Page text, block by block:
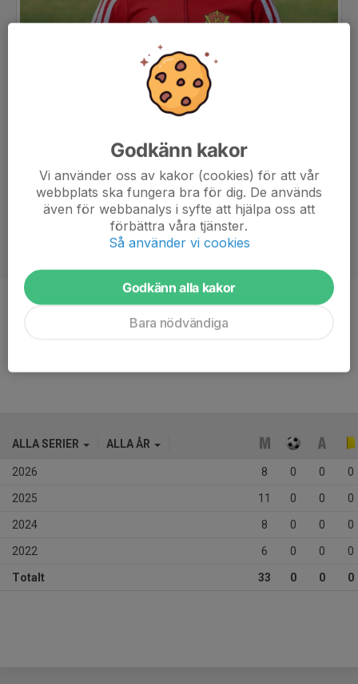
ALLA SERIER ALLA ÅR
2026 8 0 0 0
2025 11 0 0 0
2024 8 0 0 0
2022 6 0 0 0
Totalt 33 0 0 0
Godkänn kakor
Vi använder oss av kakor (cookies) för att vår
webbplats ska fungera bra för dig. De används
även för webbanalys i syfte att hjälpa oss att
förbättra våra tjänster.
Så använder vi cookies
Godkänn alla kakor
Bara nödvändiga